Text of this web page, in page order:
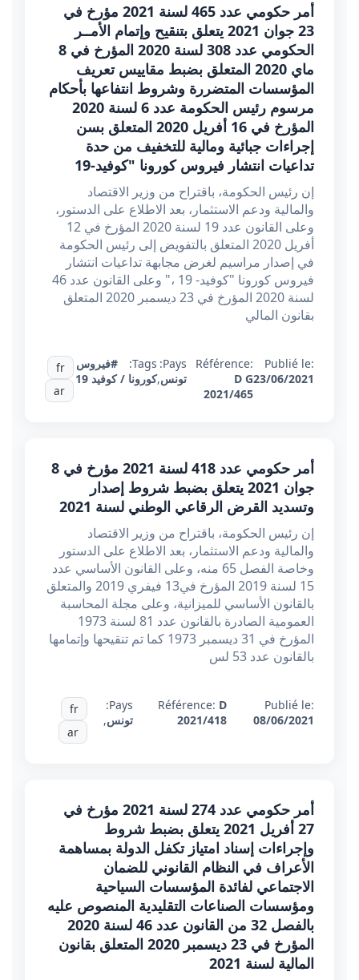
أمر حكومي عدد 465 لسنة 2021 مؤرخ في
23 جوان 2021 يتعلق بتنقيح وإتمام الأمــر
الحكومي عدد 308 لسنة 2020 المؤرخ في 8
ماي 2020 المتعلق بضبط مقاييس تعريف
المؤسسات المتضررة وشروط انتفاعها بأحكام
مرسوم رئيس الحكومة عدد 6 لسنة 2020
المؤرخ في 16 أفريل 2020 المتعلق بسن
إجراءات جبائية ومالية للتخفيف من حدة
تداعيات انتشار فيروس كورونا "كوفيد-19
إن رئيس الحكومة، باقتراح من وزير الاقتصاد
والمالية ودعم الاستثمار، بعد الاطلاع على الدستور،
وعلى القانون عدد 19 لسنة 2020 المؤرخ في 12
أفريل 2020 المتعلق بالتفويض إلى رئيس الحكومة
في إصدار مراسيم لغرض مجابهة تداعيات انتشار
فيروس كورونا "كوفيد- 19 ،" وعلى القانون عدد 46
لسنة 2020 المؤرخ في 23 ديسمبر 2020 المتعلق
بقانون المالي
Publié le:
23/06/2021
Référence:
D G
2021/465
Pays:
تونس,
Tags:
#فيروس
كورونا / كوفيد 19
fr
ar
أمر حكومي عدد 418 لسنة 2021 مؤرخ في 8
جوان 2021 يتعلق بضبط شروط إصدار
وتسديد القرض الرقاعي الوطني لسنة 2021
إن رئيس الحكومة، باقتراح من وزير الاقتصاد
والمالية ودعم الاستثمار، بعد الاطلاع على الدستور
وخاصة الفصل 65 منه، وعلى القانون الأساسي عدد
15 لسنة 2019 المؤرخ في13 فيفري 2019 والمتعلق
بالقانون الأساسي للميزانية، وعلى مجلة المحاسبة
العمومية الصادرة بالقانون عدد 81 لسنة 1973
المؤرخ في 31 ديسمبر 1973 كما تم تنقيحها وإتمامها
بالقانون عدد 53 لس
Publié le:
08/06/2021
Référence: D
2021/418
Pays:
تونس,
fr
ar
أمر حكومي عدد 274 لسنة 2021 مؤرخ في
27 أفريل 2021 يتعلق بضبط شروط
وإجراءات إسناد امتياز تكفل الدولة بمساهمة
الأعراف في النظام القانوني للضمان
الاجتماعي لفائدة المؤسسات السياحية
ومؤسسات الصناعات التقليدية المنصوص عليه
بالفصل 32 من القانون عدد 46 لسنة 2020
المؤرخ في 23 ديسمبر 2020 المتعلق بقانون
المالية لسنة 2021